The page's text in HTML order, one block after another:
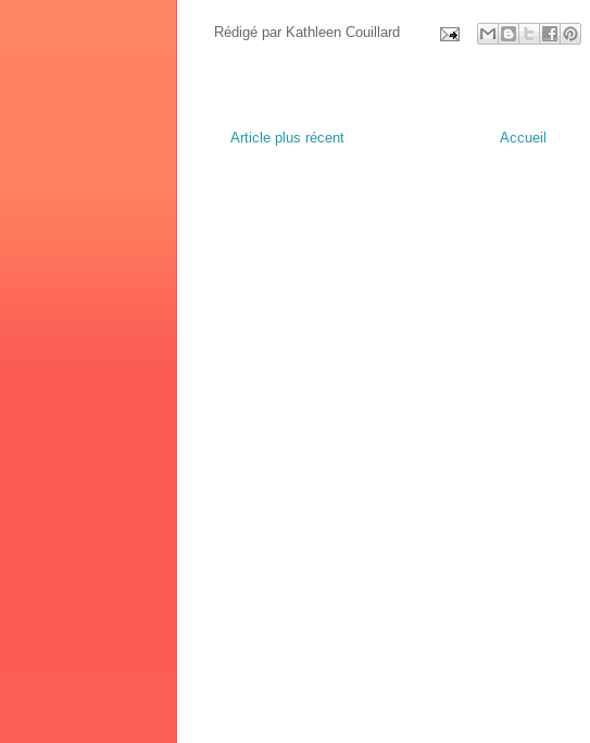
Rédigé par Kathleen Couillard
Article plus récent Accueil